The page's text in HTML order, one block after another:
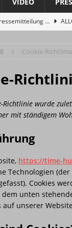
Dschungel
…
BAND
ALLG. INFO
gestartet
ALLG.
und
aus reiner Energie
aus reiner Energie
STUDIO
STUDIO
Cookie-
Richtlinie wurde
mit ständigem
https://time-
Technologien
Cookies
unten
auf unserer